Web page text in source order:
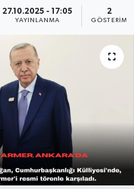
27.10.2025 - 17:05
YAYINLANMA
2
GÖSTERIM